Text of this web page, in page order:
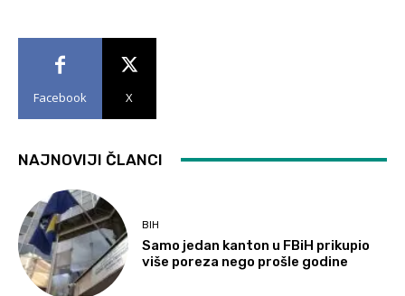
Facebook X
NAJNOVIJI ČLANCI
BIH
Samo jedan kanton u FBiH prikupio
više poreza nego prošle godine